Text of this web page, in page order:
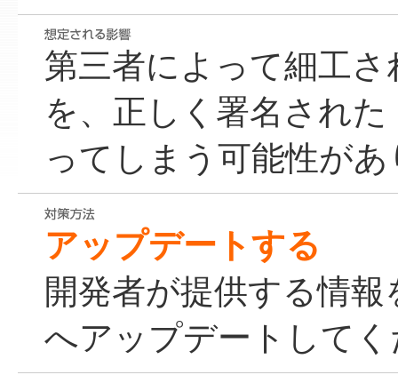
第三者によって細工さ
を、正しく署名され
ってしまう可能性が
アップデートする
開発者が提供する情
へアップデートして